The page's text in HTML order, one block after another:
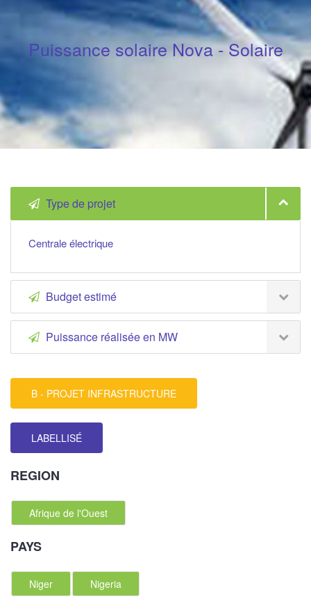
Puissance solaire Nova - Solaire
Type de projet
Centrale électrique
Budget estimé
Puissance réalisée en MW
B - PROJET INFRASTRUCTURE
LABELLISÉ
REGION
Afrique de l'Ouest
PAYS
Niger Nigeria